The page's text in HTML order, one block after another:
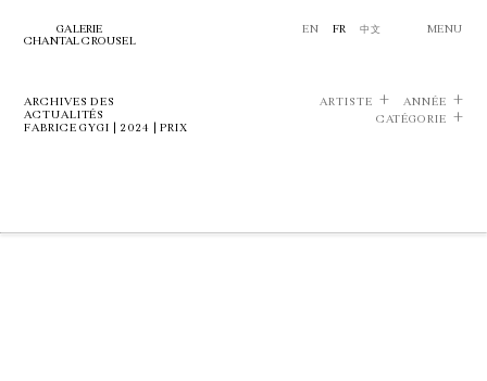
GALERIE
CHANTAL CROUSEL
EN FR 中文 MENU
ARCHIVES DES
ACTUALITÉS
FABRICE GYGI | 2024 | PRIX
ARTISTE
ANNÉE
CATÉGORIE